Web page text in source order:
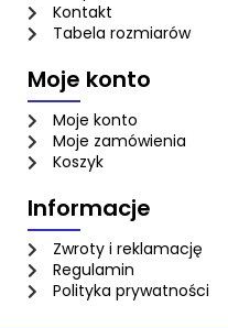
Kontakt
Tabela rozmiarów
Moje konto
Moje konto
Moje zamówienia
Koszyk
Informacje
Zwroty i reklamację
Regulamin
Polityka prywatności